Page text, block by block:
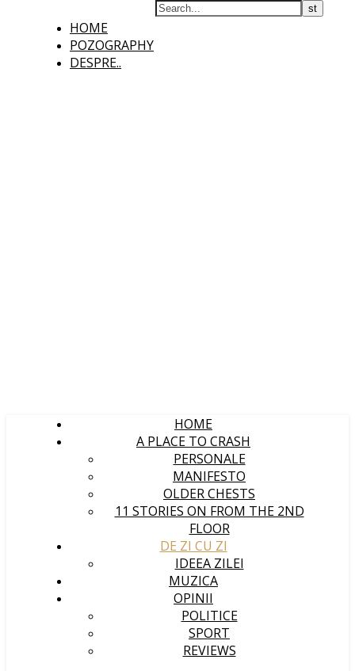
HOME
POZOGRAPHY
DESPRE..
HOME
A PLACE TO CRASH
PERSONALE
MANIFESTO
OLDER CHESTS
11 STORIES ON FROM THE 2ND
FLOOR
DE ZI CU ZI
IDEEA ZILEI
MUZICA
OPINII
POLITICE
SPORT
REVIEWS